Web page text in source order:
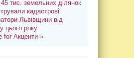
45 тис. земельних ділянок
кадастрові
Львівщини від
цього року
for Акценти»